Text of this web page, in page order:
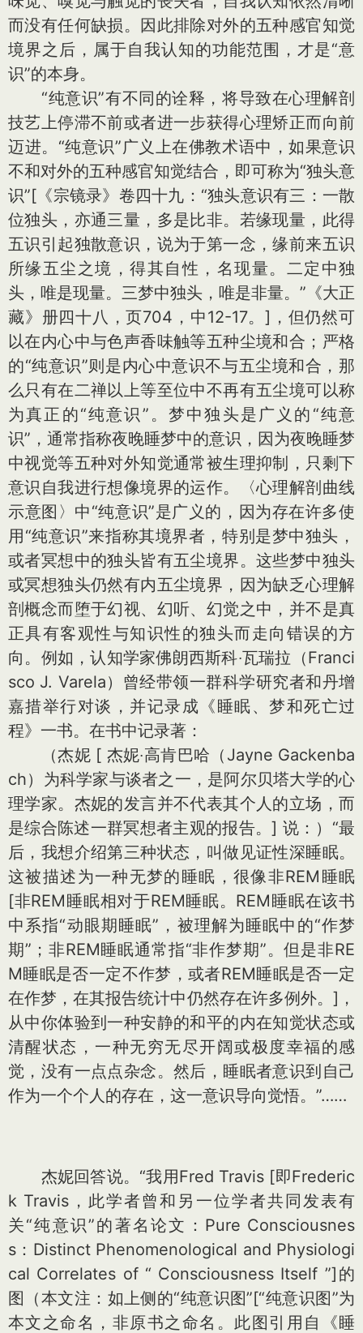
而没有任何缺损。因此排除对外的五种感官知觉
境界之后，属于自我认知的功能范围，才是“意
识”的本身。
“纯意识”有不同的诠释，将导致在心理解剖
技艺上停滞不前或者进一步获得心理矫正而向前
迈进。“纯意识”广义上在佛教术语中，如果意识
不和对外的五种感官知觉结合，即可称为“独头意
识”[《宗镜录》卷四十九：“独头意识有三：一散
位独头，亦通三量，多是比非。若缘现量，此得
五识引起独散意识，说为于第一念，缘前来五识
所缘五尘之境，得其自性，名现量。二定中独
头，唯是现量。三梦中独头，唯是非量。”《大正
藏》册四十八，页704，中12-17。] ，但仍然可
以在内心中与色声香味触等五种尘境和合；严格
的“纯意识”则是内心中意识不与五尘境和合，那
么只有在二禅以上等至位中不再有五尘境可以称
为真正的“纯意识”。梦中独头是广义的“纯意
识”，通常指称夜晚睡梦中的意识，因为夜晚睡梦
中视觉等五种对外知觉通常被生理抑制，只剩下
意识自我进行想像境界的运作。〈心理解剖曲线
示意图〉中“纯意识”是广义的，因为存在许多使
用“纯意识”来指称其境界者，特别是梦中独头，
或者冥想中的独头皆有五尘境界。这些梦中独头
或冥想独头仍然有内五尘境界，因为缺乏心理解
剖概念而堕于幻视、幻听、幻觉之中，并不是真
正具有客观性与知识性的独头而走向错误的方
向。例如，认知学家佛朗西斯科‧瓦瑞拉（Franci
sco J. Varela）曾经带领一群科学研究者和丹增
嘉措举行对谈，并记录成《睡眠、梦和死亡过
程》一书。在书中记录著：
（杰妮 [ 杰妮‧高肯巴哈（Jayne Gackenba
ch）为科学家与谈者之一，是阿尔贝塔大学的心
理学家。杰妮的发言并不代表其个人的立场，而
是综合陈述一群冥想者主观的报告。] 说：）“最
后，我想介绍第三种状态，叫做见证性深睡眠。
这被描述为一种无梦的睡眠，很像非REM睡眠
[非REM睡眠相对于REM睡眠。REM睡眠在该书
中系指“动眼期睡眠”，被理解为睡眠中的“作梦
期”；非REM睡眠通常指“非作梦期”。但是非RE
M睡眠是否一定不作梦，或者REM睡眠是否一定
在作梦，在其报告统计中仍然存在许多例外。] ，
从中你体验到一种安静的和平的内在知觉状态或
清醒状态，一种无穷无尽开阔或极度幸福的感
觉，没有一点点杂念。然后，睡眠者意识到自己
作为一个个人的存在，这一意识导向觉悟。”……
杰妮回答说。“我用Fred Travis [即Frederic
k Travis，此学者曾和另一位学者共同发表有
关“纯意识”的著名论文：Pure Consciousnes
s：Distinct Phenomenological and Physiologi
cal Correlates of “ Consciousness Itself ”] 的
图（本文注：如上侧的“纯意识图”[“纯意识图”为
本文之命名，非原书之命名。此图引用自《睡